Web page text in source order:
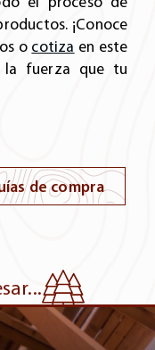
¡Conoce
o cotiza en este
la fuerza que tu
de compra